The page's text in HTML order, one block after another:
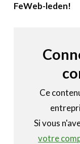
FeWeb-leden!
Ce
Si vous
votre